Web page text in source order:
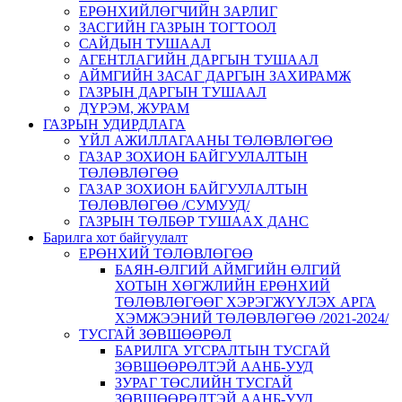
ЕРӨНХИЙЛӨГЧИЙН ЗАРЛИГ
ЗАСГИЙН ГАЗРЫН ТОГТООЛ
САЙДЫН ТУШААЛ
АГЕНТЛАГИЙН ДАРГЫН ТУШААЛ
АЙМГИЙН ЗАСАГ ДАРГЫН ЗАХИРАМЖ
ГАЗРЫН ДАРГЫН ТУШААЛ
ДҮРЭМ, ЖУРАМ
ГАЗРЫН УДИРДЛАГА
ҮЙЛ АЖИЛЛАГААНЫ ТӨЛӨВЛӨГӨӨ
ГАЗАР ЗОХИОН БАЙГУУЛАЛТЫН
ТӨЛӨВЛӨГӨӨ
ГАЗАР ЗОХИОН БАЙГУУЛАЛТЫН
ТӨЛӨВЛӨГӨӨ /СУМУУД/
ГАЗРЫН ТӨЛБӨР ТУШААХ ДАНС
Барилга хот байгуулалт
ЕРӨНХИЙ ТӨЛӨВЛӨГӨӨ
БАЯН-ӨЛГИЙ АЙМГИЙН ӨЛГИЙ
ХОТЫН ХӨГЖЛИЙН ЕРӨНХИЙ
ТӨЛӨВЛӨГӨӨГ ХЭРЭГЖҮҮЛЭХ АРГА
ХЭМЖЭЭНИЙ ТӨЛӨВЛӨГӨӨ /2021-2024/
ТУСГАЙ ЗӨВШӨӨРӨЛ
БАРИЛГА УГСРАЛТЫН ТУСГАЙ
ЗӨВШӨӨРӨЛТЭЙ ААНБ-УУД
ЗУРАГ ТӨСЛИЙН ТУСГАЙ
ЗӨВШӨӨРӨЛТЭЙ ААНБ-УУД